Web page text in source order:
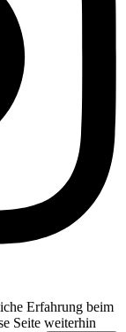
Erfahrung beim
Seite weiterhin